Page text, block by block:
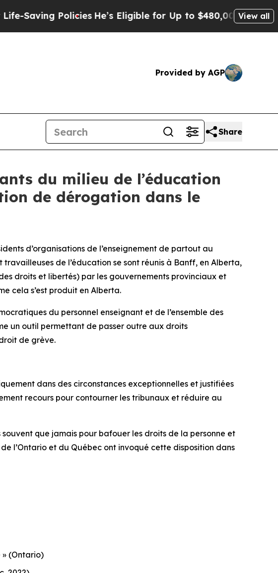
PoliciesHe’s Eligible for Up to $480,000 After BeingView all
Provided by AGP
Share
du milieu de l’éducation
de dérogation dans le
d’organisations de l’enseignement de partout au
de l’éducation se sont réunis à Banff, en Alberta,
droits et libertés) par les gouvernements provinciaux et
cela s’est produit en Alberta.
du personnel enseignant et de l’ensemble des
un outil permettant de passer outre aux droits
de grève.
dans des circonstances exceptionnelles et justifiées
recours pour contourner les tribunaux et réduire au
que jamais pour bafouer les droits de la personne et
l’Ontario et du Québec ont invoqué cette disposition dans
» (Ontario)